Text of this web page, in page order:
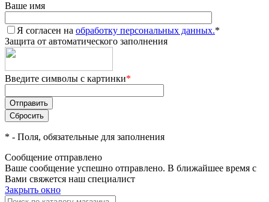
Ваше имя
Я согласен на обработку персональных данных.*
Защита от автоматического заполнения
Введите символы с картинки*
* - Поля, обязательные для заполнения
Сообщение отправлено
Ваше сообщение успешно отправлено. В ближайшее время с
Вами свяжется наш специалист
Закрыть окно